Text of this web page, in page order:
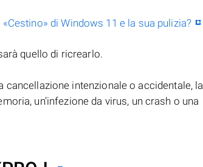
di Windows 11 e la sua pulizia?
quello di ricrearlo.
cancellazione intenzionale o accidentale, la
un’infezione da virus, un crash o una